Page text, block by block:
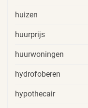
huizen
huurprijs
huurwoningen
hydrofoberen
hypothecair